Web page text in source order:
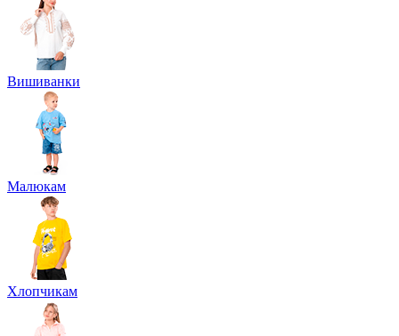
Вишиванки
Малюкам
Хлопчикам